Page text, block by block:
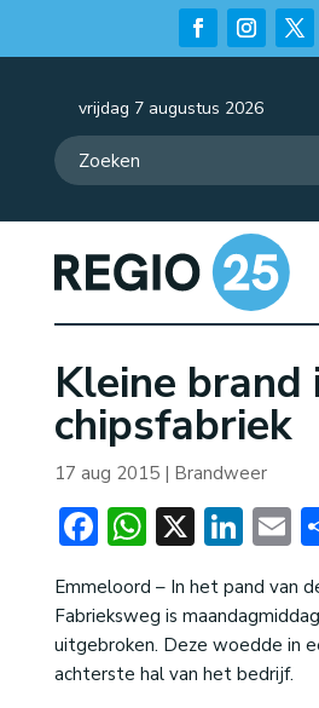
vrijdag 7 augustus 2026
Kleine brand
chipsfabriek
17 aug 2015| Brandweer
Facebook
X
Emmeloord – In het pand van
Fabrieksweg is
uitgebroken. Deze woedde in
achterste hal van het bedrijf.